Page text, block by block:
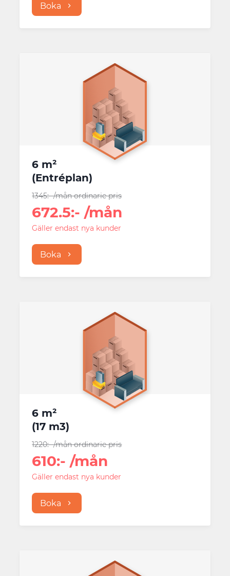
Boka
6 m²
(Entréplan)
1345:-/månordinarie pris
672.5:- /mån
Gäller endast nya kunder
Boka
6 m²
(17 m3)
1220:-/månordinarie pris
610:- /mån
Gäller endast nya kunder
Boka